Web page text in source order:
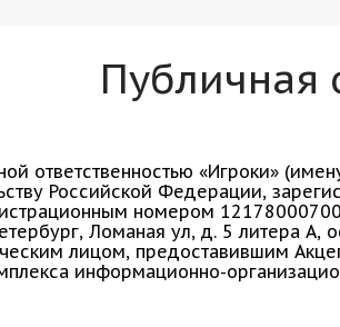
Публичная
ответственностью «Игроки»
Российской Федерации,
номером
Ломаная ул, д. 5 литера А,
лицом, предоставившим
информационно-